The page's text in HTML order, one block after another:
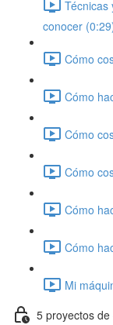
Técnicas
conocer
Cómo
Cómo
Cómo
Cómo
Cómo
Cómo
Mi
5 proyectos